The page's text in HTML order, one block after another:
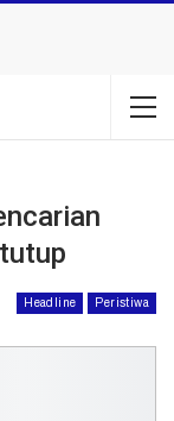
Headline Peristiwa